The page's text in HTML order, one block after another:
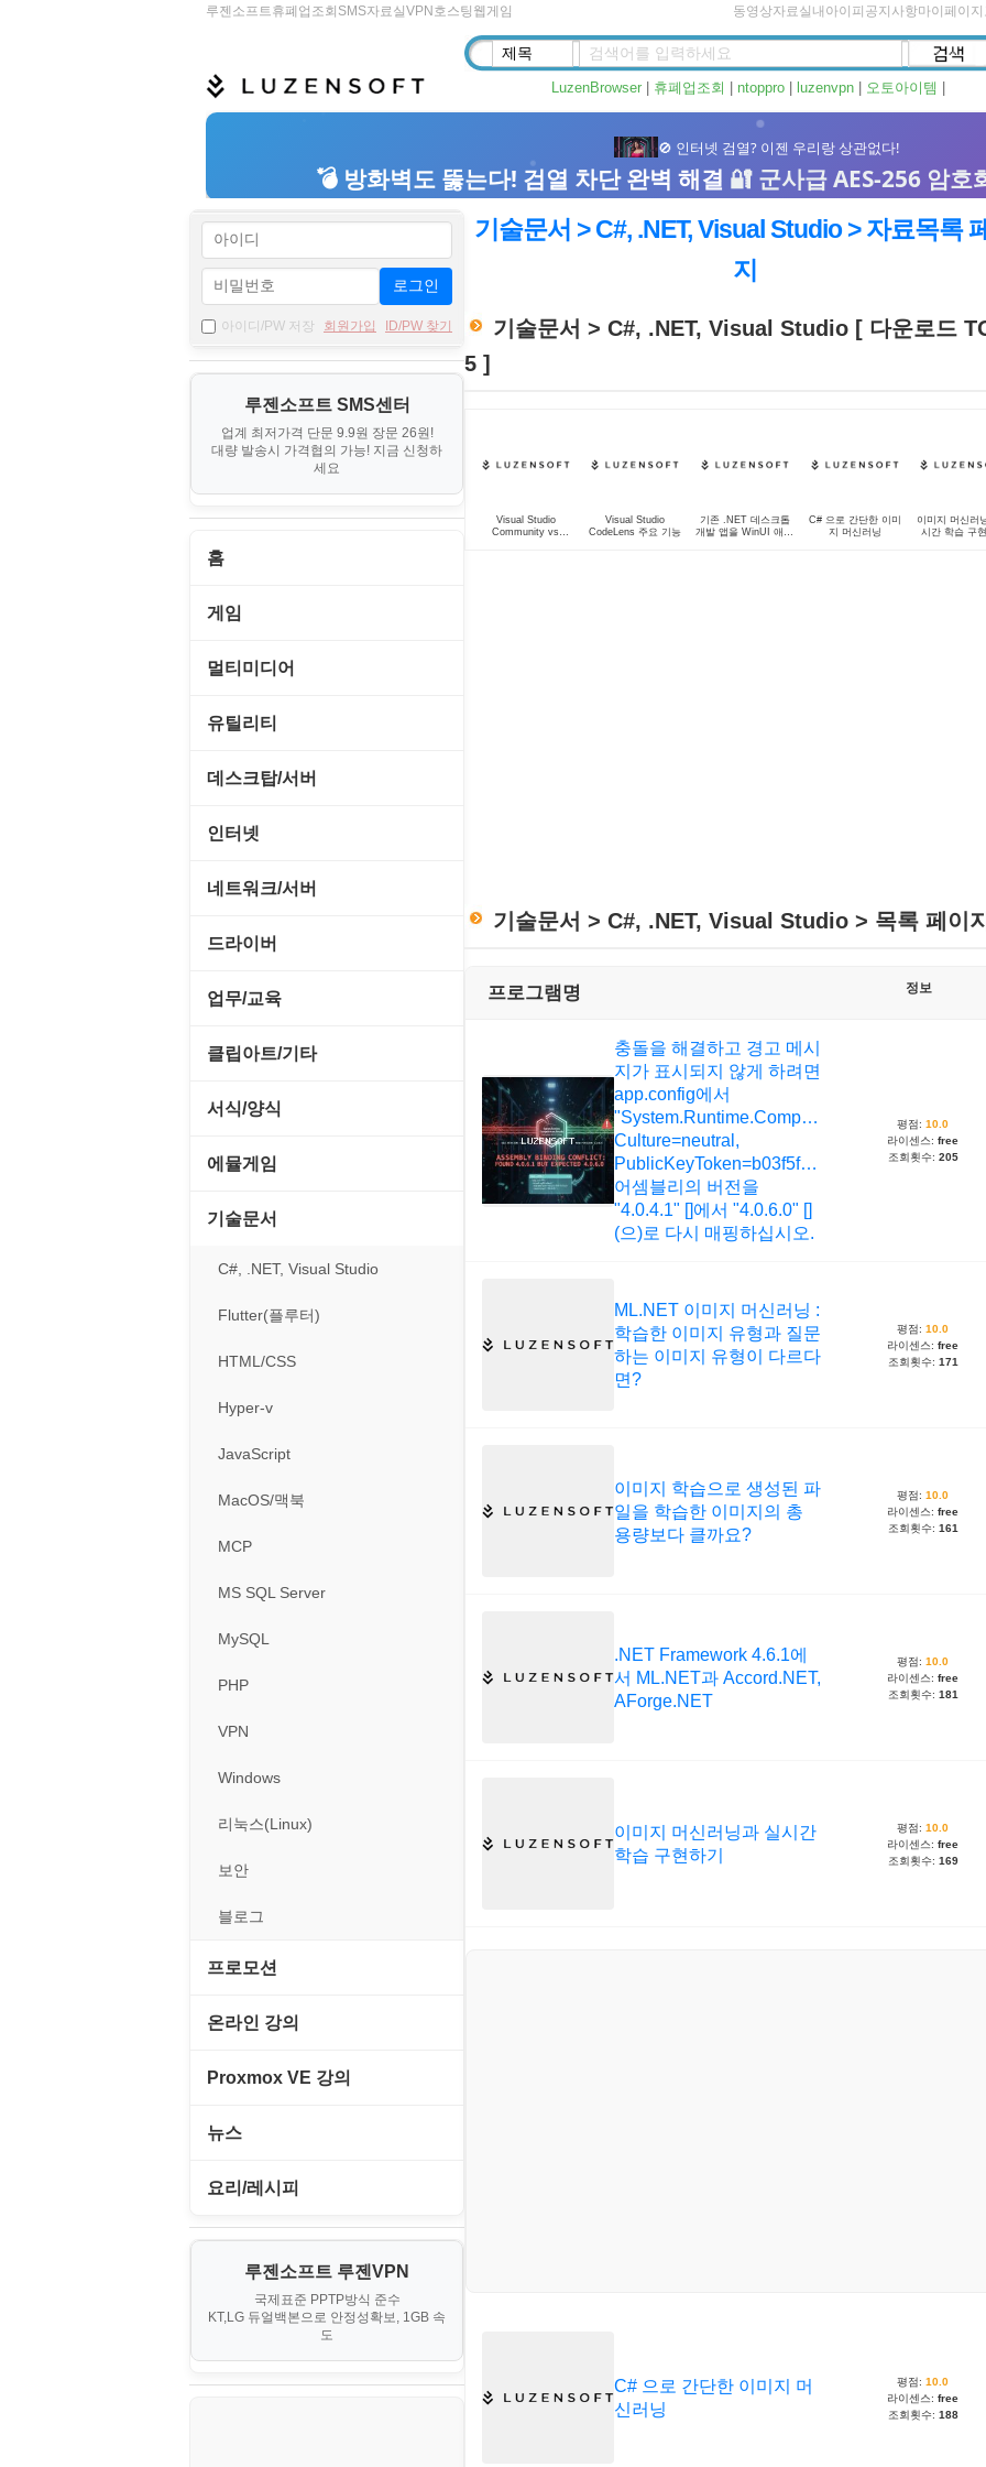
루젠소프트휴폐업조회 SMS자료실 VPN 호스팅 웹게임 동영상자료실 내아이피 공지사항마이페이지
LuzenBrowser| 휴폐업조회 ntoppro| luzenvpn| 오토아이템
로그인
아이디/PW 저장 회원가입 ID/PW 찾기
루젠소프트 SMS센터
업계 최저가격 단문 9.9원 장문 26원!
대량 발송시 가격협의 가능! 지금 신청하
세요
홈
게임
게임 관련 툴
아케이드/액션
앱플레이어
온라인게임
전략/시뮬레이션
멀티미디어
CD/DVD 재생기
비디오 재생기
사운드 에디터
사운드 재생기
이미지 뷰어
유틸리티
CD/CDR/DVD
바이러스 백신
압축파일 관리
파일/디스크
하드웨어 관련
데스크탑/서버
Prometheus
실행기/툴바
운영체제 ISO/Image
커서/아이콘 툴
폰트관리/인쇄
인터넷
FTP/텔넷/통신
사이트 저작도구
원격도구
웹 브라우저
웹 유틸리티
네트워크/서버
FTP 서버
백오피스/.NET
웹 서버
드라이버
SCSI/IDE/USB
비디오/모니터
사운드카드
입력장치
저장장치
프린터
업무/교육
MS 오피스 관련
판매/재고/회계
프로그래밍 관련
클립아트/기타
동영상 클립
서식/양식
경찰청-감사
에뮬게임
Emulator(게임실행기)
게임기게임
고전PC게임
네오지오게임
마메게임
오락실게임
휴대용게임
기술문서
C#, .NET, Visual Studio
Flutter(플루터)
HTML/CSS
Hyper-v
JavaScript
MacOS/맥북
MCP
MS SQL Server
MySQL
PHP
VPN
Windows
리눅스(Linux)
보안
블로그
프로모션
고정아이피.net
엔탑프로(NTOPPRO)
휴폐업조회
온라인 강의
PHP - 고급
부동산
Proxmox VE 강의
I. Proxmox VE 기본 환경 구축
IV. 클러스터 및 고가용성 (HA)
V. 고급 기능 및 CLI 활용
VI. 장애 조치 (Failover) 심화 시
뉴스
IT/보안
게임
경제
부동산
요리/레시피
노하우
소스/양념장
루젠소프트 루젠VPN
국제표준 PPTP방식 준수
KT,LG 듀얼백본으로 안정성확보, 1GB 속
도
기술문서 > C#, .NET, Visual Studio > 자료목록
지
기술문서 > C#, .NET, Visual Studio [ 다운로드
5 ]
Visual Studio
Community vs
Visual Studio
CodeLens 주요 기능
기존 .NET 데스크톱
개발 앱을 WinUI 애플
C# 으로 간단한 이미
지 머신러닝
이미지 머신러
시간 학습 구
기술문서 > C#, .NET, Visual Studio > 목록 페이지
프로그램명 정보
충돌을 해결하고 경고 메시
지가 표시되지 않게 하려면
app.config에서
"System.Runtime.CompilerServices.Unsafe,
Culture=neutral,
PublicKeyToken=b03f5f7f11d50a3a"
어셈블리의 버전을
"4.0.4.1" []에서 "4.0.6.0" []
(으)로 다시 매핑하십시오.
평점:10.0
라이센스:free
조회횟수: 205
ML.NET 이미지 머신러닝 :
학습한 이미지 유형과 질문
하는 이미지 유형이 다르다
면?
평점:10.0
라이센스:free
조회횟수: 171
이미지 학습으로 생성된 파
일을 학습한 이미지의 총
용량보다 클까요?
평점:10.0
라이센스:free
조회횟수: 161
.NET Framework 4.6.1에
서 ML.NET과 Accord.NET,
AForge.NET
평점:10.0
라이센스:free
조회횟수: 181
이미지 머신러닝과 실시간
학습 구현하기
평점:10.0
라이센스:free
조회횟수: 169
C# 으로 간단한 이미지 머
신러닝
평점:10.0
라이센스:free
조회횟수: 188